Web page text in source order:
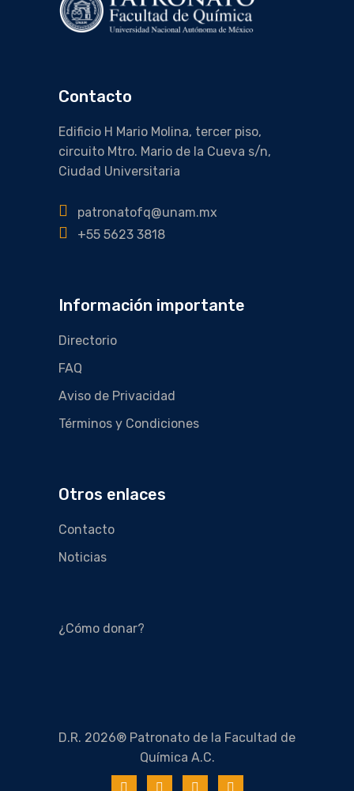
Contacto
Edificio H Mario Molina, tercer piso,
circuito Mtro. Mario de la Cueva s/n,
Ciudad Universitaria
patronatofq@unam.mx
+55 5623 3818
Información importante
Directorio
FAQ
Aviso de Privacidad
Términos y Condiciones
Otros enlaces
Contacto
Noticias
¿Cómo donar?
D.R. 2026® Patronato de la Facultad de
Química A.C.